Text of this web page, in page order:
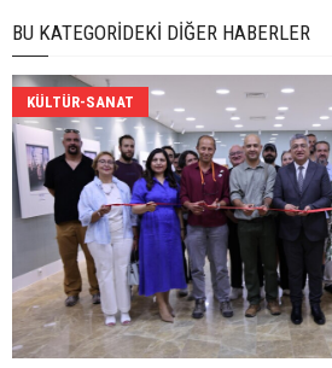
BU KATEGORIDEKI DIĞER HABERLER
KÜLTÜR-SANAT